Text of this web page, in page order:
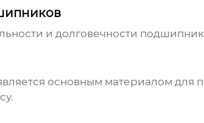
и долговечности
основным материалом для